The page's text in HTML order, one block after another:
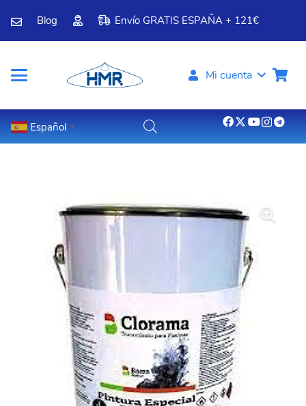
Blog Envío GRATIS ESPAÑA + 121€
Mi cuenta
Español ▼